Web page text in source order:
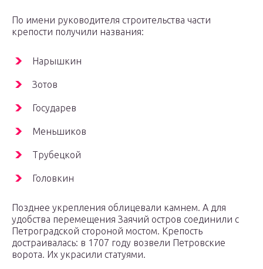
По имени руководителя строительства части
крепости получили названия:
Нарышкин
Зотов
Государев
Меньшиков
Трубецкой
Головкин
Позднее укрепления облицевали камнем. А для
удобства перемещения Заячий остров соединили с
Петроградской стороной мостом. Крепость
достраивалась: в 1707 году возвели Петровские
ворота. Их украсили статуями.